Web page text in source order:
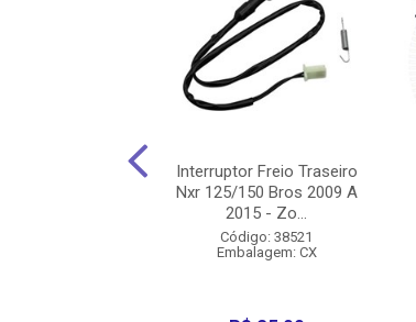
Interruptor Freio Traseiro
Nxr 125/150 Bros 2009 A
2015 - Zo...
Código: 38521
Embalagem: CX